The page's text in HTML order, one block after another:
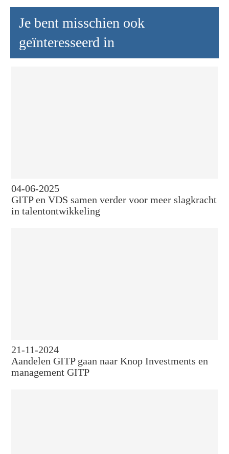
Je bent misschien ook
geïnteresseerd in
04-06-2025
GITP en VDS samen verder voor meer slagkracht
in talentontwikkeling
21-11-2024
Aandelen GITP gaan naar Knop Investments en
management GITP